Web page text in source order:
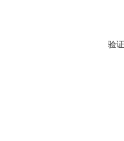
验